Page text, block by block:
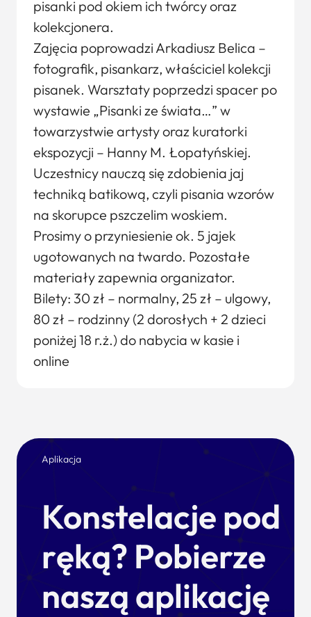
pisanki pod okiem ich twórcy oraz
kolekcjonera.
Zajęcia poprowadzi Arkadiusz Belica –
fotografik, pisankarz, właściciel kolekcji
pisanek. Warsztaty poprzedzi spacer po
wystawie „Pisanki ze świata…” w
towarzystwie artysty oraz kuratorki
ekspozycji – Hanny M. Łopatyńskiej.
Uczestnicy nauczą się zdobienia jaj
techniką batikową, czyli pisania wzorów
na skorupce pszczelim woskiem.
Prosimy o przyniesienie ok. 5 jajek
ugotowanych na twardo. Pozostałe
materiały zapewnia organizator.
Bilety: 30 zł – normalny, 25 zł – ulgowy,
80 zł – rodzinny (2 dorosłych + 2 dzieci
poniżej 18 r.ż.) do nabycia w kasie i
online
Aplikacja
Konstelacje pod
ręką? Pobierze
naszą aplikację